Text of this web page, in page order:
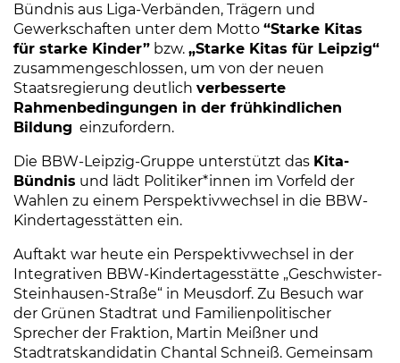
Bündnis aus Liga-Verbänden, Trägern und
Gewerkschaften unter dem Motto “Starke Kitas
für starke Kinder” bzw. „Starke Kitas für Leipzig“
zusammengeschlossen, um von der neuen
Staatsregierung deutlich verbesserte
Rahmenbedingungen in der frühkindlichen
Bildung einzufordern.
Die BBW-Leipzig-Gruppe unterstützt das Kita-
Bündnis und lädt Politiker*innen im Vorfeld der
Wahlen zu einem Perspektivwechsel in die BBW-
Kindertagesstätten ein.
Auftakt war heute ein Perspektivwechsel in der
Integrativen BBW-Kindertagesstätte „Geschwister-
Steinhausen-Straße“ in Meusdorf. Zu Besuch war
der Grünen Stadtrat und Familienpolitischer
Sprecher der Fraktion, Martin Meißner und
Stadtratskandidatin Chantal Schneiß. Gemeinsam